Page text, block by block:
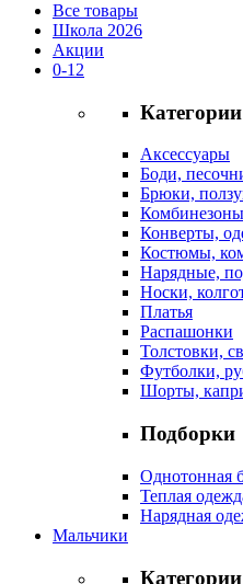
Все товары
Школа 2026
Акции
0-12
Категории
Аксессуары
Боди,
Брюки,
Комбинезоны
Конверты,
Костюмы,
Нарядные,
Носки,
Платья
Распашонки
Толстовки,
Футболки,
Шорты,
Подборки
Однотонная
Теплая
Нарядная
Мальчики
Категории